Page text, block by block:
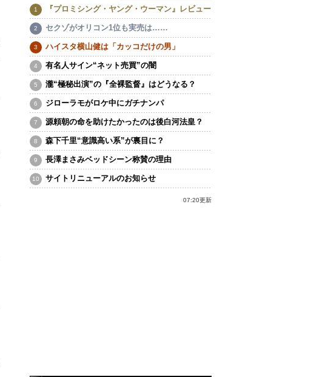
『プロミシング・ヤング・ウーマン』レビュー
セクゾがオリコン1位も実売は……
ハイスタ横山健は「カッコだけの男」
有名人サイン“ネット売買”の闇
瀧“極秘出演”の『全裸監督』はどうなる？
ジローラモがロケ中にガチナンパ
源頼朝の命を助けたかったのは後白河法皇？
森下千里“意識高い系”が裏目に？
長澤まさみベッドシーン称賛の理由
サイトリニューアルのお知らせ
07:20更新